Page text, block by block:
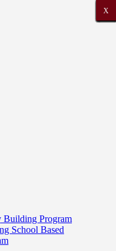
Building Program
School Based
X
X
X
X
X
X
X
X
X
X
X
X
X
X
X
X
X
X
X
X
X